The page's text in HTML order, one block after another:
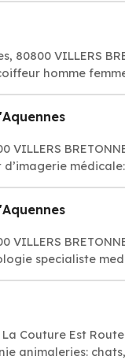
80800 VILLERS
homme
VILLERS
VILLERS
specialiste
Couture Est Route
animaleries: